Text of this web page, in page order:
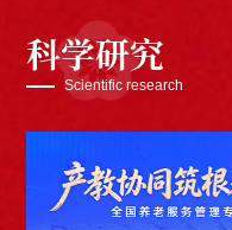
科学研究
Scientific research